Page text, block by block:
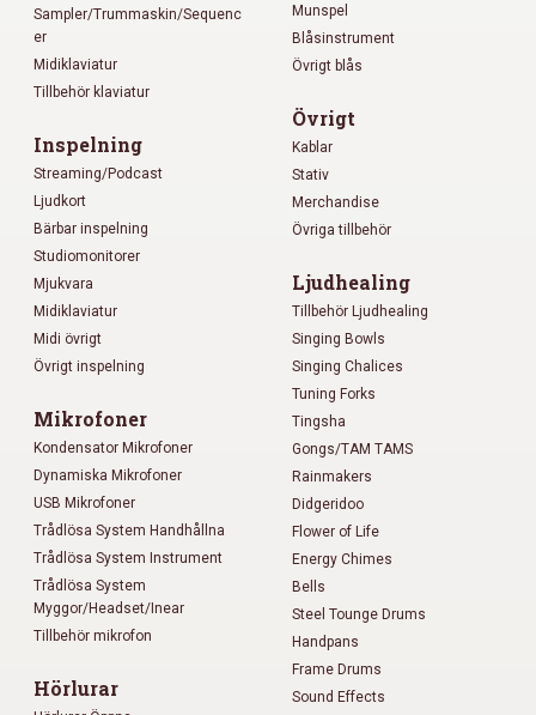
Sampler/Trummaskin/Sequenc
er
Midiklaviatur
Tillbehör klaviatur
Inspelning
Streaming/Podcast
Ljudkort
Bärbar inspelning
Studiomonitorer
Mjukvara
Midiklaviatur
Midi övrigt
Övrigt inspelning
Mikrofoner
Kondensator Mikrofoner
Dynamiska Mikrofoner
USB Mikrofoner
Trådlösa System Handhållna
Trådlösa System Instrument
Trådlösa System
Myggor/Headset/Inear
Tillbehör mikrofon
Hörlurar
Munspel
Blåsinstrument
Övrigt blås
Övrigt
Kablar
Stativ
Merchandise
Övriga tillbehör
Ljudhealing
Tillbehör Ljudhealing
Singing Bowls
Singing Chalices
Tuning Forks
Tingsha
Gongs/TAM TAMS
Rainmakers
Didgeridoo
Flower of Life
Energy Chimes
Bells
Steel Tounge Drums
Handpans
Frame Drums
Sound Effects